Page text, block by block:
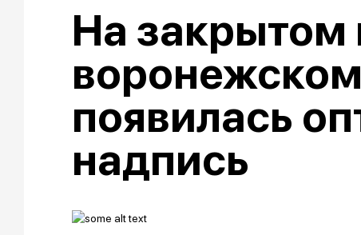
На закрытом
появилась
надпись